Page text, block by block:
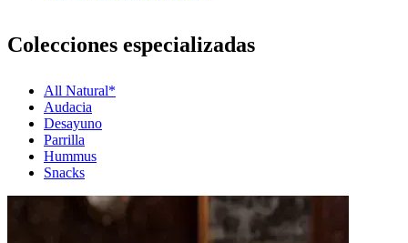
Colecciones especializadas
All Natural*
Audacia
Desayuno
Parrilla
Hummus
Snacks